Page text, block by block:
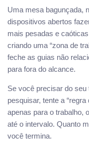
Uma mesa bagunçada,
dispositivos abertos
mais pesadas e
criando uma “zona de
feche as guias não
para fora do alcance.
Se você precisar do
pesquisar, tente a
apenas para o trabalho,
até o intervalo. Quanto
você termina.